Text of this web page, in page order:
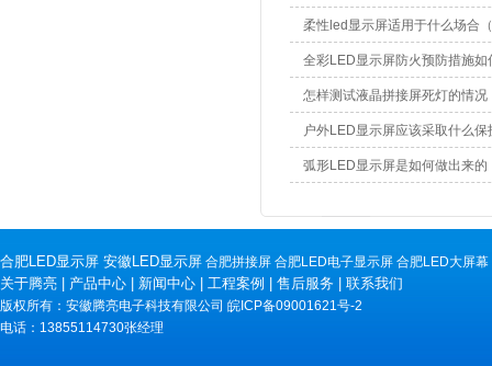
柔性led显示屏适用于什么场合
全彩LED显示屏防火预防措施
怎样测试液晶拼接屏死灯的情
户外LED显示屏应该采取什么
弧形LED显示屏是如何做出来
合肥LED显示屏 安徽LED显示屏 合肥拼接屏 合肥LED电子显示屏 合肥LED大屏幕
关于腾亮 | 产品中心 | 新闻中心 | 工程案例 | 售后服务 | 联系我们
版权所有：安徽腾亮电子科技有限公司 皖ICP备09001621号-2
电话：13855114730张经理